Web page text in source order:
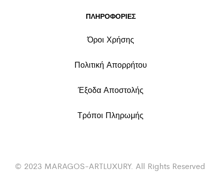
ΠΛΗΡΟΦΟΡΙΕΣ
Όροι Χρήσης
Πολιτική Απορρήτου
Έξοδα Αποστολής
Τρόποι Πληρωμής
© 2023 MARAGOS-ARTLUXURY. All Rights Reserved